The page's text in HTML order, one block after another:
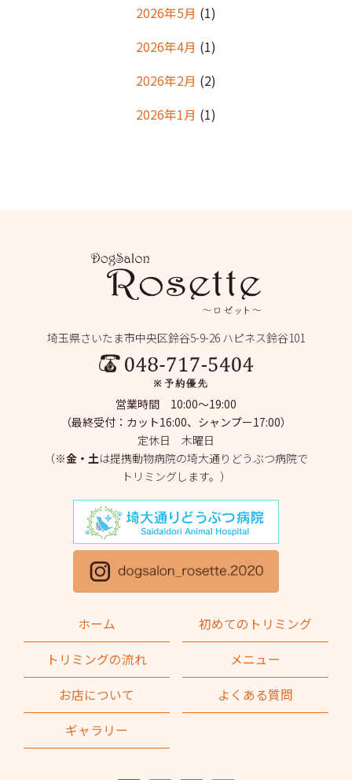
2026年5月 (1)
2026年4月 (1)
2026年2月 (2)
2026年1月 (1)
2025年8月(2)
(2)
2025年5月(4)
2025年4月
(1)
2025年3月(2)
2025年2月(4)
2025年1月(1)
2024年12月(1)
2024年10月(2)
2024年9月
埼玉県さいたま市中央区鈴谷5-9-26 ハピネス鈴谷101
営業時間 10:00～19:00
（最終受付：カット16:00、シャンプー17:00）
定休日 木曜日
（※金・土は提携動物病院の埼大通りどうぶつ病院で
トリミングします。）
ホーム
初めてのトリミング
トリミングの流れ
メニュー
お店について
よくある質問
ギャラリー